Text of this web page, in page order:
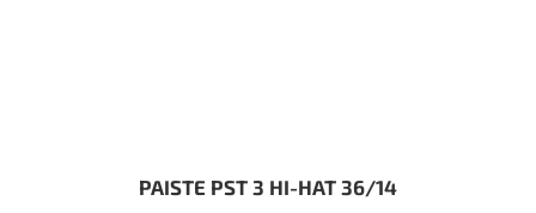
PAISTE PST 3 HI-HAT 36/14